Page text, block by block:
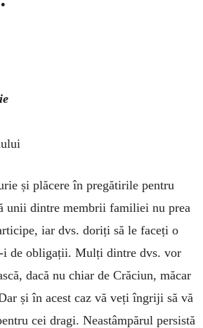
și plăcere în pregătirile pentru
unii dintre membrii familiei nu prea
iar dvs. doriți să le faceți o
i de obligații. Mulți dintre dvs. vor
dacă nu chiar de Crăciun, măcar
și în acest caz vă veți îngriji să vă
cei dragi. Neastâm­părul per­sistă